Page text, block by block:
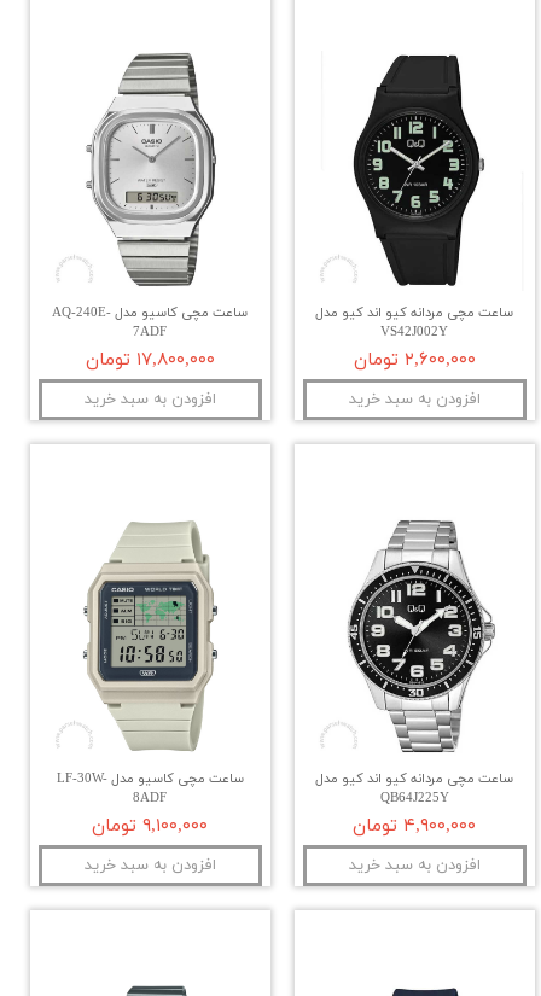
ساعت مچی مردانه کیو اند کیو مدل
VS42J002Y
۲,۶۰۰,۰۰۰ تومان
افزودن به سبد خرید
ساعت مچی کاسیو مدل AQ-240E-
7ADF
۱۷,۸۰۰,۰۰۰ تومان
افزودن به سبد خرید
ساعت مچی مردانه کیو اند کیو مدل
QB64J225Y
۴,۹۰۰,۰۰۰ تومان
افزودن به سبد خرید
ساعت مچی کاسیو مدل LF-30W-
8ADF
۹,۱۰۰,۰۰۰ تومان
افزودن به سبد خرید